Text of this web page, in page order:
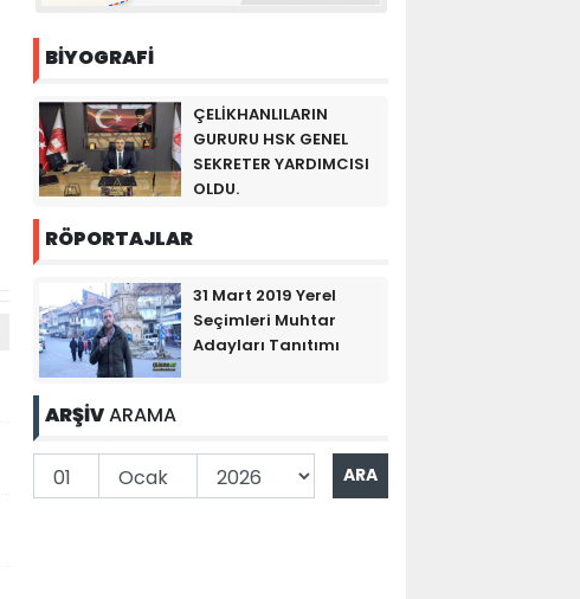
BİYOGRAFİ
ÇELİKHANLILARIN
GURURU HSK GENEL
SEKRETER YARDIMCISI
OLDU.
RÖPORTAJLAR
31 Mart 2019 Yerel
Seçimleri Muhtar
Adayları Tanıtımı
ARŞİVARAMA